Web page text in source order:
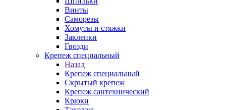
Винты
Саморезы
Хомуты и стяжки
Заклепки
Гвозди
Крепеж специальный
Назад
Крепеж специальный
Скрытый крепеж
Крепеж сантехнический
Крюки